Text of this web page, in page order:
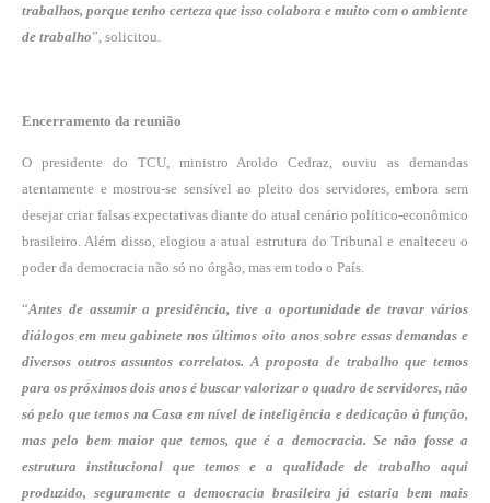
trabalhos, porque tenho certeza que isso colabora e muito com o ambiente
de trabalho”, solicitou.
Encerramento da reunião
O presidente do TCU, ministro Aroldo Cedraz, ouviu as demandas
atentamente e mostrou-se sensível ao pleito dos servidores, embora sem
desejar criar falsas expectativas diante do atual cenário político-econômico
brasileiro. Além disso, elogiou a atual estrutura do Tribunal e enalteceu o
poder da democracia não só no órgão, mas em todo o País.
“Antes de assumir a presidência, tive a oportunidade de travar vários
diálogos em meugabinete nos últimos oito anos sobre essas demandas e
diversos outros assuntos correlatos. Aproposta de trabalho que temos
para os próximos dois anos é buscar valorizar o quadro de servidores, não
só pelo que temos na Casa em nível de inteligência e dedicação à função,
maspelo bem maior que temos, que é a democracia. Se não fosse a
estrutura institucional que temos e a qualidade de trabalho aqui
produzido, seguramente a democracia brasileira jáestaria bem mais